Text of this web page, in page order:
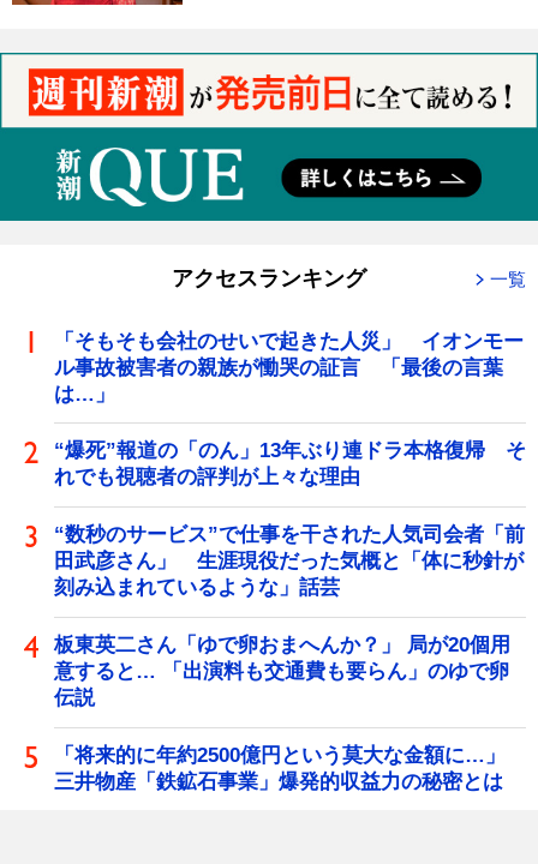
アクセスランキング 一覧
「そもそも会社のせいで起きた人災」 イオンモー
ル事故被害者の親族が慟哭の証言 「最後の言葉
は…」
“爆死”報道の「のん」13年ぶり連ドラ本格復帰 そ
れでも視聴者の評判が上々な理由
“数秒のサービス”で仕事を干された人気司会者「前
田武彦さん」 生涯現役だった気概と「体に秒針が
刻み込まれているような」話芸
板東英二さん「ゆで卵おまへんか？」 局が20個用
意すると… 「出演料も交通費も要らん」のゆで卵
伝説
「将来的に年約2500億円という莫大な金額に…」
三井物産「鉄鉱石事業」爆発的収益力の秘密とは